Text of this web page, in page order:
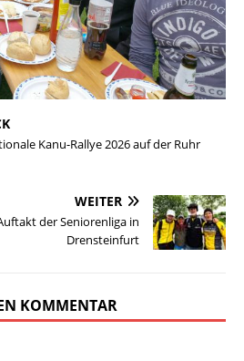
Kanu-Rallye 2026 auf der Ruhr
WEITER
der Seniorenliga in
Drensteinfurt
KOMMENTAR